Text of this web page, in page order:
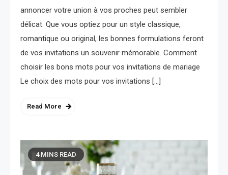
annoncer votre union à vos proches peut sembler
délicat. Que vous optiez pour un style classique,
romantique ou original, les bonnes formulations feront
de vos invitations un souvenir mémorable. Comment
choisir les bons mots pour vos invitations de mariage
Le choix des mots pour vos invitations […]
Read More
4 MINS READ